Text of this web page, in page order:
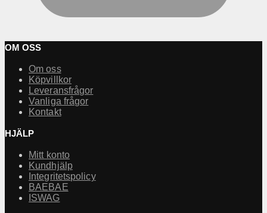
OM OSS
Om oss
Köpvillkor
Leveransfrågor
Vanliga frågor
Kontakt
HJÄLP
Mitt konto
Kundhjälp
Integritetspolicy
BAEBAE
ISWAG